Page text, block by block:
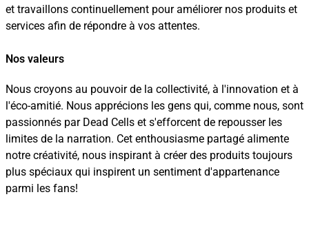
et travaillons continuellement pour améliorer nos produits et
services afin de répondre à vos attentes.
Nos valeurs
Nous croyons au pouvoir de la collectivité, à l'innovation et à
l'éco-amitié. Nous apprécions les gens qui, comme nous, sont
passionnés par Dead Cells et s'efforcent de repousser les
limites de la narration. Cet enthousiasme partagé alimente
notre créativité, nous inspirant à créer des produits toujours
plus spéciaux qui inspirent un sentiment d'appartenance
parmi les fans!